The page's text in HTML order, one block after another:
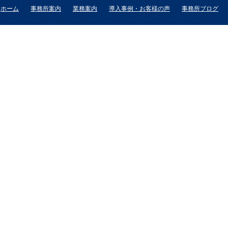
ホーム 事務所案内 業務案内 導入事例・お客様の声 事務所ブログ